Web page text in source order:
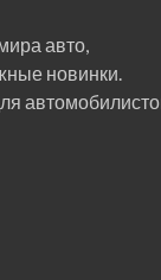
авто,
новинки.